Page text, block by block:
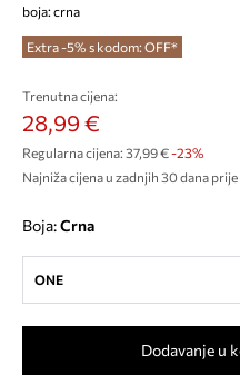
boja: crna
Extra -5% s kodom: OFF*
Trenutna cijena:
28,99 €
Regularna cijena: 37,99 €-23%
Najniža cijena u zadnjih 30 dana prije
Boja: crna
ONE
Dodavanje u